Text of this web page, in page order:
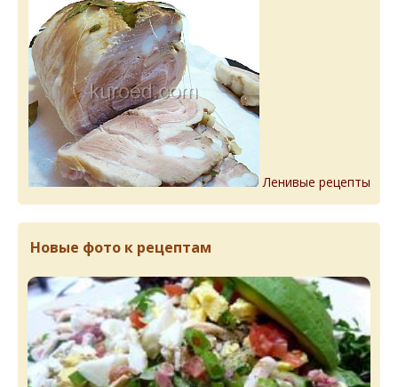
Ленивые рецепты
Новые фото к рецептам